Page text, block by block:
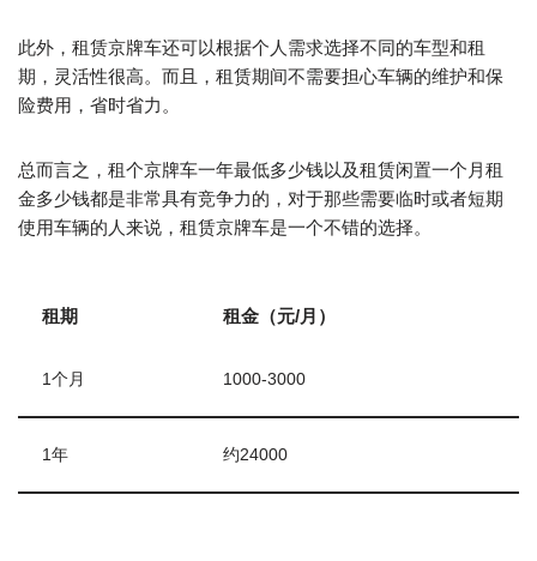
此外，租赁京牌车还可以根据个人需求选择不同的车型和租
期，灵活性很高。而且，租赁期间不需要担心车辆的维护和保
险费用，省时省力。
总而言之，租个京牌车一年最低多少钱以及租赁闲置一个月租
金多少钱都是非常具有竞争力的，对于那些需要临时或者短期
使用车辆的人来说，租赁京牌车是一个不错的选择。
租期 租金（元/月）
1个月 1000-3000
1年 约24000